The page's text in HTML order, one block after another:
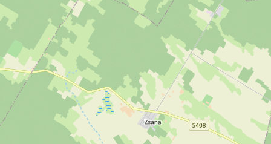
Perućac
Aranđelovac
Šabac
Loznica
kroz jednu od najlepših zemalja
Evrope i sveta. Uživaćete u prikazima
planinskih masiva poput Tare i Šar-
planine, ali i u ravničarskim predelima
prostrane Vojvodine. Istraživanje
tradicije i kulturnog dobra Srbije
otkriće vam pravu narav srpskog
naroda, a slike lokalnih i tradicionalnih
specijaliteta osetićete i na svojim
nepcima.